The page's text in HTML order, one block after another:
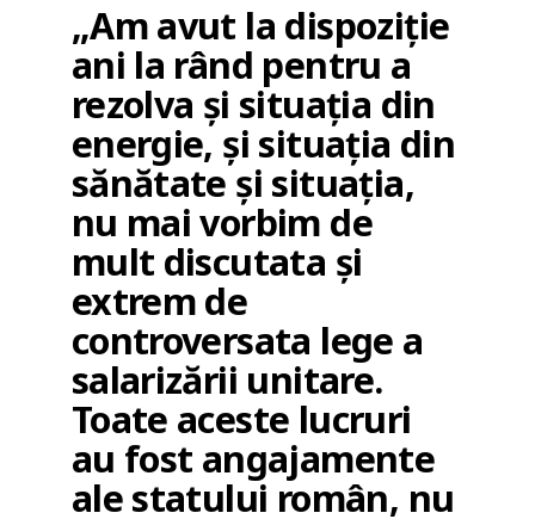
„Am avut la dispoziție
ani la rând pentru a
rezolva și situația din
energie, și situația din
sănătate și situația,
nu mai vorbim de
mult discutata și
extrem de
controversata lege a
salarizării unitare.
Toate aceste lucruri
au fost angajamente
ale statului român, nu